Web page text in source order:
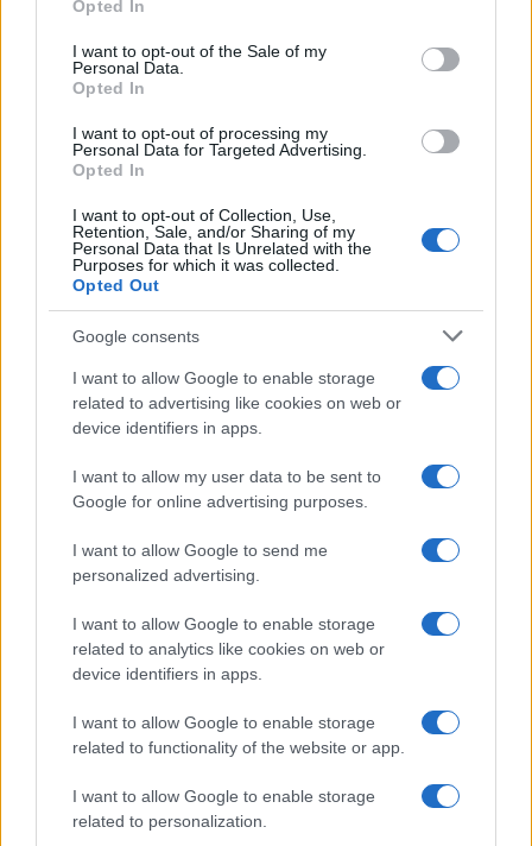
Opted In
I want to opt-out of the Sale of my
Personal Data.
Opted In
I want to opt-out of processing my
Personal Data for Targeted Advertising.
Opted In
I want to opt-out of Collection, Use,
Retention, Sale, and/or Sharing of my
Personal Data that Is Unrelated with the
Purposes for which it was collected.
Opted Out
Google consents
I want to allow Google to enable storage
related to advertising like cookies on web or
device identifiers in apps.
I want to allow my user data to be sent to
Google for online advertising purposes.
I want to allow Google to send me
personalized advertising.
I want to allow Google to enable storage
related to analytics like cookies on web or
device identifiers in apps.
I want to allow Google to enable storage
related to functionality of the website or app.
I want to allow Google to enable storage
related to personalization.
emerso un elemento decisivo contro Ranucci, ma
la sua posizione e la sua immagine interna
risulterebbero comunque indebolite dopo il caso
Lavitola.
Che pena, Ranucci: si fa lo
spot sul cadavere di Guccini
Poche ore dopo la morte del Maestrone, ciascuno
a reclamava la propria porzione di salma
Giulio Alfredo Galetti
8 Agosto 2026, 11:30